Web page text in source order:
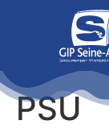
PSU